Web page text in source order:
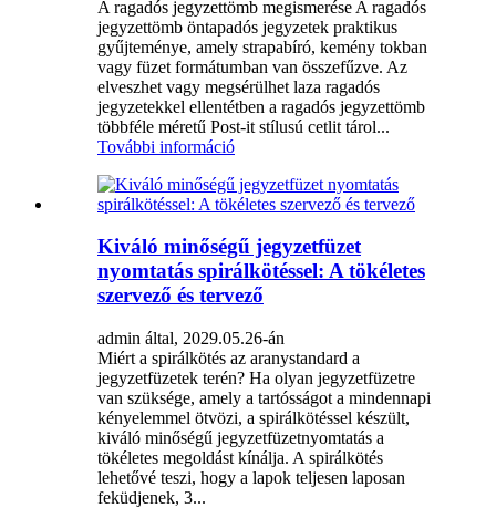
A ragadós jegyzettömb megismerése A ragadós
jegyzettömb öntapadós jegyzetek praktikus
gyűjteménye, amely strapabíró, kemény tokban
vagy füzet formátumban van összefűzve. Az
elveszhet vagy megsérülhet laza ragadós
jegyzetekkel ellentétben a ragadós jegyzettömb
többféle méretű Post-it stílusú cetlit tárol...
További információ
Kiváló minőségű jegyzetfüzet
nyomtatás spirálkötéssel: A tökéletes
szervező és tervező
admin által, 2029.05.26-án
Miért a spirálkötés az aranystandard a
jegyzetfüzetek terén? Ha olyan jegyzetfüzetre
van szüksége, amely a tartósságot a mindennapi
kényelemmel ötvözi, a spirálkötéssel készült,
kiváló minőségű jegyzetfüzetnyomtatás a
tökéletes megoldást kínálja. A spirálkötés
lehetővé teszi, hogy a lapok teljesen laposan
feküdjenek, 3...